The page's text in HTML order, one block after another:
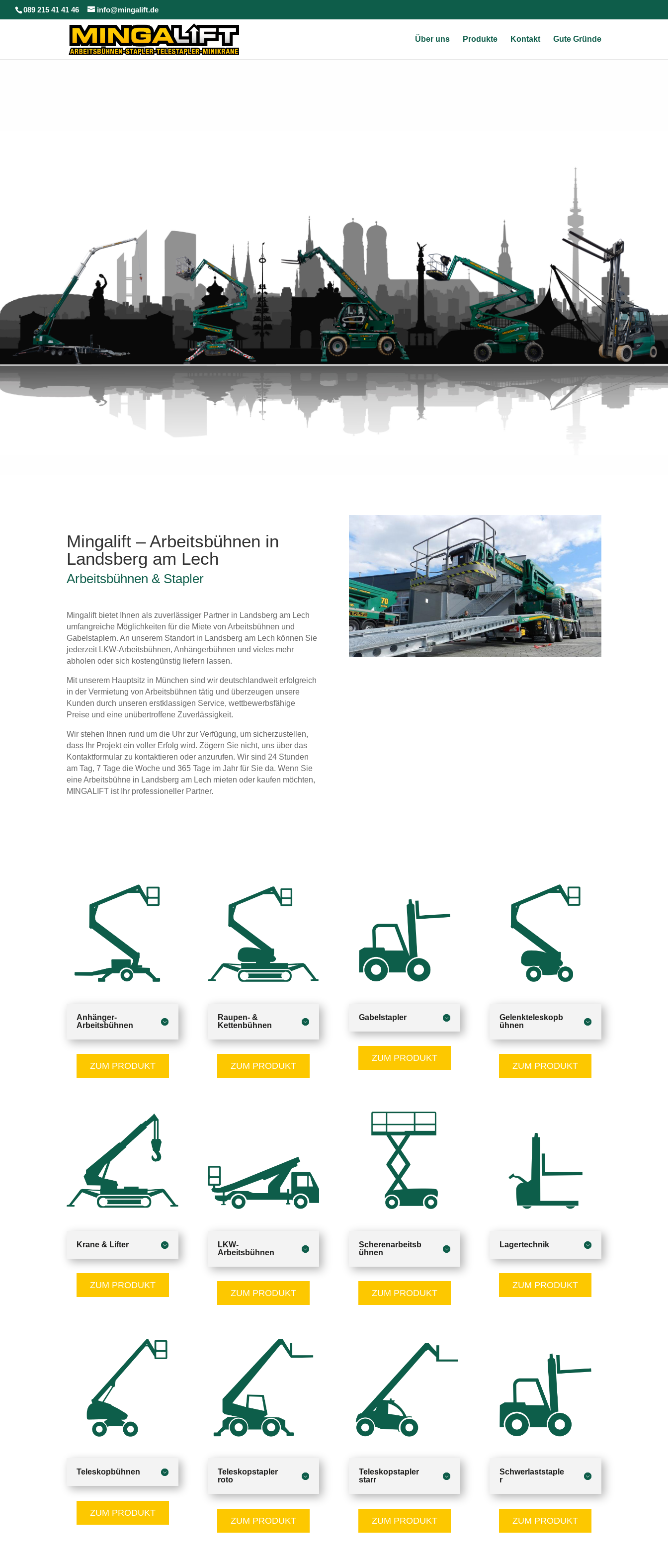
089 215 41 41 46 info@mingalift.de
Über uns Produkte Kontakt Gute Gründe
Mingalift – Arbeitsbühnen in
Landsberg am Lech
Arbeitsbühnen & Stapler
Mingalift bietet Ihnen als zuverlässiger Partner in Landsberg am Lech
umfangreiche Möglichkeiten für die Miete von Arbeitsbühnen und
Gabelstaplern. An unserem Standort in Landsberg am Lech können Sie
jederzeit LKW-Arbeitsbühnen, Anhängerbühnen und vieles mehr
abholen oder sich kostengünstig liefern lassen.
Mit unserem Hauptsitz in München sind wir deutschlandweit erfolgreich
in der Vermietung von Arbeitsbühnen tätig und überzeugen unsere
Kunden durch unseren erstklassigen Service, wettbewerbsfähige
Preise und eine unübertroffene Zuverlässigkeit.
Wir stehen Ihnen rund um die Uhr zur Verfügung, um sicherzustellen,
dass Ihr Projekt ein voller Erfolg wird. Zögern Sie nicht, uns über das
Kontaktformular zu kontaktieren oder anzurufen. Wir sind 24 Stunden
am Tag, 7 Tage die Woche und 365 Tage im Jahr für Sie da. Wenn Sie
eine Arbeitsbühne in Landsberg am Lech mieten oder kaufen möchten,
MINGALIFT ist Ihr professioneller Partner.
Anhänger-
Arbeitsbühnen
ZUM PRODUKT
Raupen­- &
Ketten­bühnen
ZUM PRODUKT
Gabelstapler
ZUM PRODUKT
Gelenkteleskopb
ühnen
ZUM PRODUKT
Krane & Lifter
ZUM PRODUKT
LKW-
Arbeitsbühnen
ZUM PRODUKT
Scherenarbeitsb
ühnen
ZUM PRODUKT
Lagertechnik
ZUM PRODUKT
Teleskopbühnen
ZUM PRODUKT
Teleskopstapler
roto
ZUM PRODUKT
Teleskopstapler
starr
ZUM PRODUKT
Schwerlaststaple
r
ZUM PRODUKT